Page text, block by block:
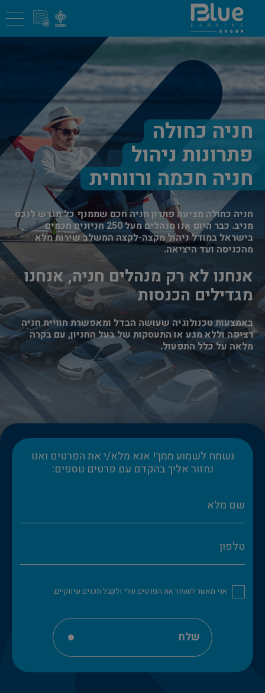
חניה כחולה
פתרונות ניהול
חניה חכמה ורווחית
חניה כחולה מציעה פתרון חניה חכם שממנף כל מגרש לנכס
מניב. כבר היום אנו מנהלים מעל 250 חניונים חכמים
בישראל במודל ניהול מקצה-לקצה המשלב שירות מלא
מהכניסה ועד היציאה.
אנחנו לא רק מנהלים חניה, אנחנו
מגדילים הכנסות
באמצעות טכנולוגיה שעושה הבדל ומאפשרת חוויית חניה
רציפה וללא מגע או התעסקות של בעל החניון, עם בקרה
מלאה על כלל התפעול.
נשמח לשמוע ממך! אנא מלא/י את הפרטים ואנו
נחזור אליך בהקדם עם פרטים נוספים:
אני מאשר לשמור את הפרטים שלי ולקבל תכנים שיווקיים.
שלח